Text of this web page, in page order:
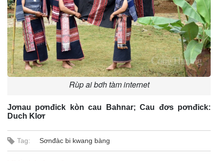
n
n
g
T
Rùp ai bơh tàm internet
Jơnau pơnđick kòn cau Bahnar; Cau đơs pơnđick:
Duch Klơr
Tag: Sơnđàc bi kwang bàng